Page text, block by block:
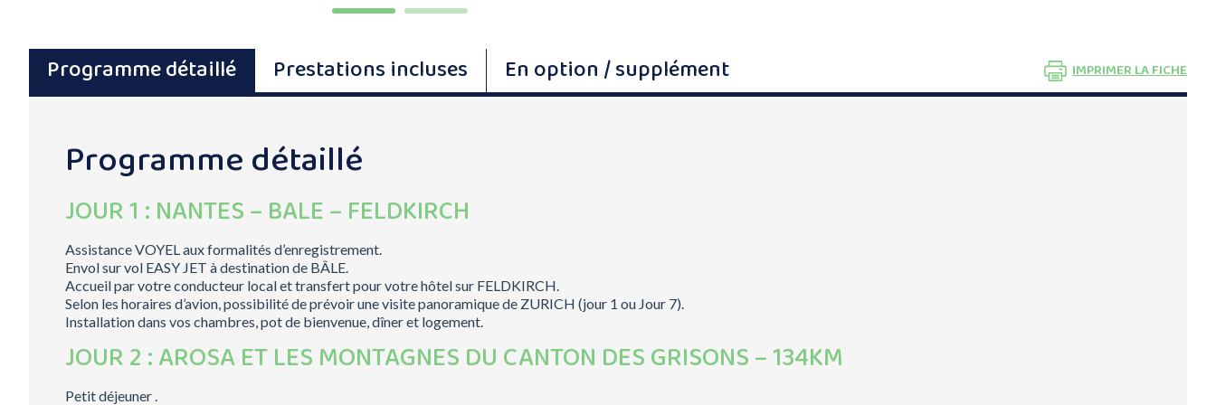
Programme détaillé Prestations incluses En option / supplément IMPRIMER LA FICHE
Programme détaillé
JOUR 1 : NANTES – BALE – FELDKIRCH
Assistance VOYEL aux formalités d’enregistrement.
Envol sur vol EASY JET à destination de BÂLE.
Accueil par votre conducteur local et transfert pour votre hôtel sur FELDKIRCH.
Selon les horaires d’avion, possibilité de prévoir une visite panoramique de ZURICH (jour 1 ou Jour 7).
Installation dans vos chambres, pot de bienvenue, dîner et logement.
JOUR 2 : AROSA ET LES MONTAGNES DU CANTON DES GRISONS – 134KM
Petit déjeuner .